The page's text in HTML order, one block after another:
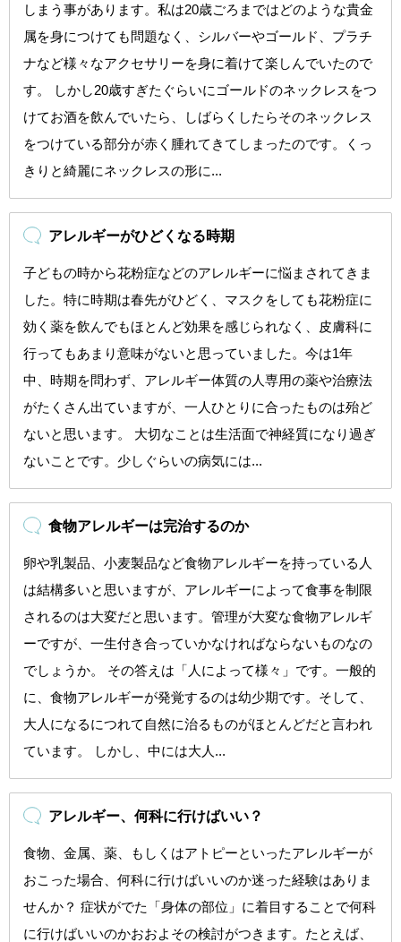
しまう事があります。私は20歳ごろまではどのような貴金
属を身につけても問題なく、シルバーやゴールド、プラチ
ナなど様々なアクセサリーを身に着けて楽しんでいたので
す。 しかし20歳すぎたぐらいにゴールドのネックレスをつ
けてお酒を飲んでいたら、しばらくしたらそのネックレス
をつけている部分が赤く腫れてきてしまったのです。くっ
きりと綺麗にネックレスの形に...
アレルギーがひどくなる時期
子どもの時から花粉症などのアレルギーに悩まされてきま
した。特に時期は春先がひどく、マスクをしても花粉症に
効く薬を飲んでもほとんど効果を感じられなく、皮膚科に
行ってもあまり意味がないと思っていました。今は1年
中、時期を問わず、アレルギー体質の人専用の薬や治療法
がたくさん出ていますが、一人ひとりに合ったものは殆ど
ないと思います。 大切なことは生活面で神経質になり過ぎ
ないことです。少しぐらいの病気には...
食物アレルギーは完治するのか
卵や乳製品、小麦製品など食物アレルギーを持っている人
は結構多いと思いますが、アレルギーによって食事を制限
されるのは大変だと思います。管理が大変な食物アレルギ
ーですが、一生付き合っていかなければならないものなの
でしょうか。 その答えは「人によって様々」です。一般的
に、食物アレルギーが発覚するのは幼少期です。そして、
大人になるにつれて自然に治るものがほとんどだと言われ
ています。 しかし、中には大人...
アレルギー、何科に行けばいい？
食物、金属、薬、もしくはアトピーといったアレルギーが
おこった場合、何科に行けばいいのか迷った経験はありま
せんか？ 症状がでた「身体の部位」に着目することで何科
に行けばいいのかおおよその検討がつきます。たとえば、